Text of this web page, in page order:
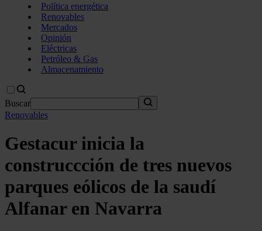
Política energética
Renovables
Mercados
Opinión
Eléctricas
Petróleo & Gas
Almacenamiento
Buscar
Renovables
Gestacur inicia la
construccción de tres nuevos
parques eólicos de la saudí
Alfanar en Navarra